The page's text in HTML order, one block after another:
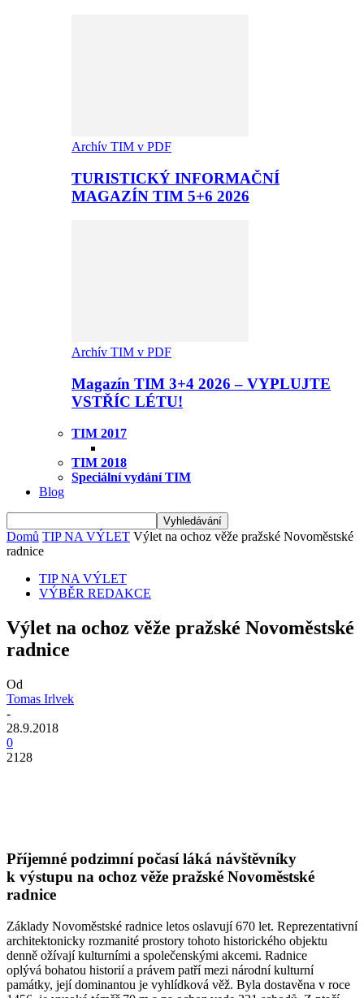
Archív TIM v PDF
TURISTICKÝ INFORMAČNÍ
MAGAZÍN TIM 5+6 2026
Archív TIM v PDF
Magazín TIM 3+4 2026 – VYPLUJTE
VSTŘÍC LÉTU!
TIM 2017
TIM 2018
Speciální vydání TIM
Blog
Domů TIP NA VÝLET Výlet na ochoz věže pražské Novoměstské
radnice
TIP NA VÝLET
VÝBĚR REDAKCE
Výlet na ochoz věže pražské Novoměstské
radnice
Od
Tomas Irlvek
-
28.9.2018
0
2128
Příjemné podzimní počasí láká návštěvníky
k výstupu na ochoz věže pražské Novoměstské
radnice
Základy Novoměstské radnice letos oslavují 670 let. Reprezentativní
architektonicky rozmanité prostory tohoto historického objektu
denně ožívají kulturními a společenskými akcemi. Radnice
oplývá bohatou historií a právem patří mezi národní kulturní
památky, její dominantou je vyhlídková věž. Byla dostavěna v roce